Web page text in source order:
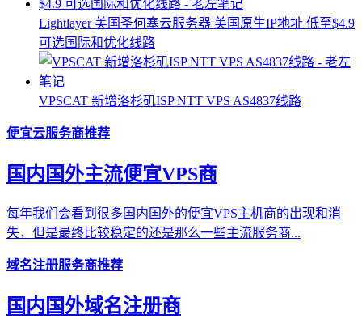
Lightlayer 美国圣何塞云服务器 美国原生IP地址 低至$4.9
可选国际和优化线路
VPSCAT 新增洛杉矶ISP NTT VPS AS4837线路
便宜云服务商推荐
国内国外主流便宜VPS商
每年我们会看到很多国内国外的便宜VPS主机商的出现和消
失，但是最终比较稳定的还是那么一些主流服务商...
域名注册服务商推荐
国内国外域名注册商